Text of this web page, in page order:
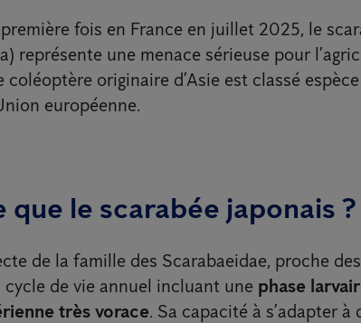
fois en France en juillet 2025, le
représente une menace sérieuse pour
coléoptère originaire d’Asie est classé
européenne.
que le scarabée japonais ?
de la famille des Scarabaeidae, proche
cycle de vie annuel incluant une phase
très vorace. Sa capacité à s’adapter à